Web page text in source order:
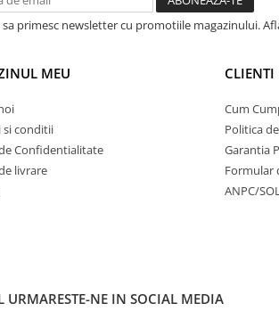
sa primesc newsletter cu promotiile magazinului.
MEU
si conditii
Confidentialitate
livrare
CLIENTI
Cum
Politica
Garantia
Formular
ANPC/
URMARESTE-NE IN SOCIAL MEDIA